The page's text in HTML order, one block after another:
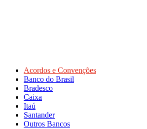
Acordos e Convenções
Banco do Brasil
Bradesco
Caixa
Itaú
Santander
Outros Bancos